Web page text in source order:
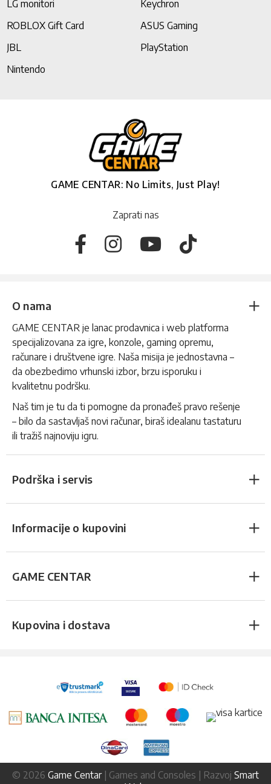
LG monitori
Keychron
ROBLOX Gift Card
ASUS Gaming
JBL
PlayStation
Nintendo
GAME CENTAR: No Limits, Just Play!
Zaprati nas
O nama
GAME CENTAR je lanac prodavnica i web platforma
specijalizovana za igre, konzole, gaming opremu,
računare i društvene igre. Naša misija je jednostavna –
da obezbedimo vrhunski izbor, brzu isporuku i
kvalitetnu podršku.
Naš tim je tu da ti pomogne da pronađeš pravo rešenje
– bilo da sastavljaš novi računar, biraš idealanu tastaturu
ili tražiš najnoviju igru.
Podrška i servis
Informacije o kupovini
GAME CENTAR
Kupovina i dostava
© 2026 Game Centar| Games and Consoles | Razvoj Smart